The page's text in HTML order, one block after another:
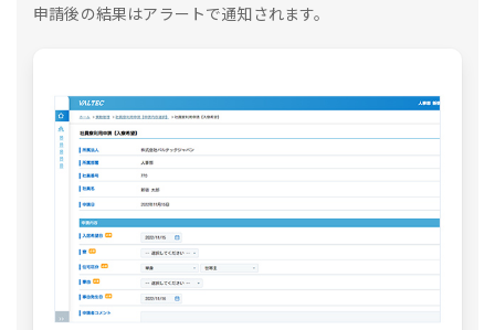
申請後の結果はアラートで通知されます。